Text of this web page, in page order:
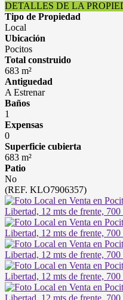
DETALLES DE LA
Tipo de Propiedad
Local
Ubicación
Pocitos
Total construido
683 m²
Antiguedad
A Estrenar
Baños
1
Expensas
0
Superficie cubierta
683 m²
Patio
No
(REF. KLO7906357)